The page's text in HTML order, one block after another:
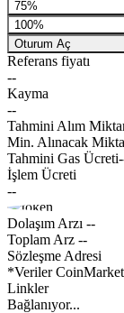
75%
100%
Oturum Aç
Referans fiyatı
--
Kayma
--
Tahmini Alım
Min. Alınacak
Tahmini Gas Ücreti
İşlem Ücreti
--
Dolaşım Arzı --
Toplam Arz --
Sözleşme Adresi
*Veriler
Linkler
Bağlanıyor...